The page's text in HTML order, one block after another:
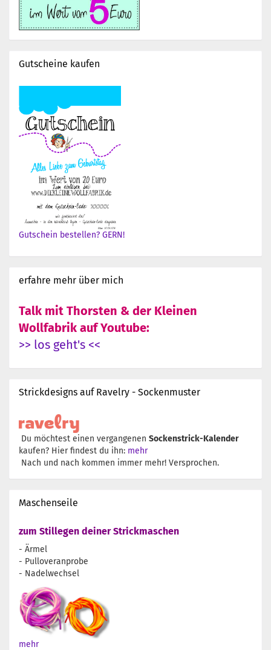
Gutscheine kaufen
Gutschein bestellen? GERN!
erfahre mehr über mich
Talk mit Thorsten & der Kleinen
Wollfabrik auf Youtube:
>> los geht's <<
Strickdesigns auf Ravelry - Sockenmuster
Du möchtest einen vergangenen Sockenstrick-Kalender
kaufen? Hier findest du ihn: mehr
Nach und nach kommen immer mehr! Versprochen.
Maschenseile
zum Stillegen deiner Strickmaschen
- Ärmel
- Pulloveranprobe
- Nadelwechsel
mehr